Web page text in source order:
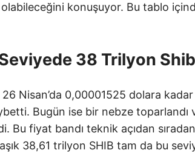
konuşuyor. Bu tablo
38 Trilyon
26 Nisan’da 0,00001525 dolara
Bugün ise bir nebze
Bu fiyat bandı teknik açıdan
38,61 trilyon SHIB tam da bu